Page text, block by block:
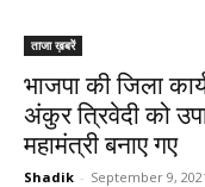
ताजा ख़बरें
भाजपा की जिला
अंकुर त्रिवेदी को
महामंत्री बनाए गए
Shadik - September 9,